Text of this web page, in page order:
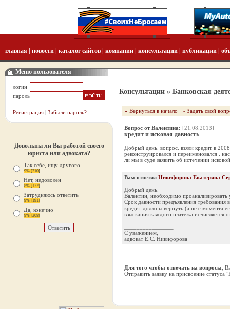
главная новости каталог сайтов компании консультации публикации
Меню пользователя
логин
пароль
Регистрация | Забыли пароль?
Довольны ли Вы работой своего
юриста или адвоката?
Так себе, ищу другого
9% [210]
Нет, недоволен
8% [172]
Затрудняюсь ответить
9% [191]
Да, конечно
9% [208]
Консультации » Банковская
« Вернуться в начало » Задать свой
Вопрос от Валентина: [21.08.2013]
кредит и исковая давность
Добрый день. вопрос. взяли кредит в
реконструировался и переименовался .
ли мы в суде заявить об истечении
Вам ответил Никифорова Екатерина
Добрый день.
Валентин, необходимо проанализировать
Срок давности предъявления требования
кредит должны вернуть (а не с момента
взыскания каждого платежа исчисляется
С уважением,
адвокат Е.С. Никифорова
Для того чтобы отвечать на вопросы ,
Отправить заявку на присвоение